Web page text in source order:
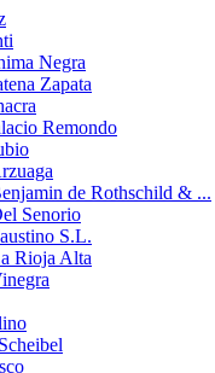
Negra
Zapata
Remondo
de Rothschild & ...
Senorio
S.L.
Rioja Alta